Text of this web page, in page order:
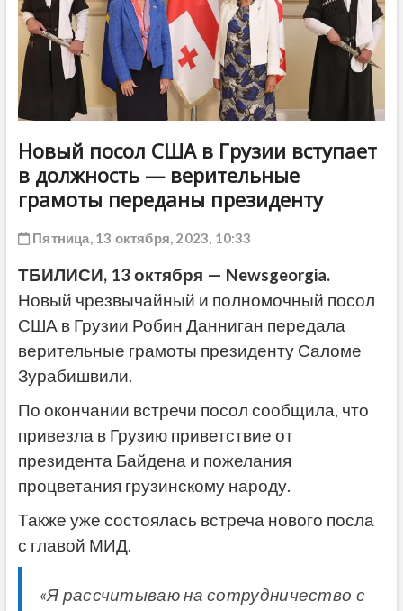
Новый посол США в Грузии вступает
в должность — верительные
грамоты переданы президенту
Пятница, 13 октября, 2023, 10:33
ТБИЛИСИ, 13 октября — Newsgeorgia.
Новый чрезвычайный и полномочный посол
США в Грузии Робин Данниган передала
верительные грамоты президенту Саломе
Зурабишвили.
По окончании встречи посол сообщила, что
привезла в Грузию приветствие от
президента Байдена и пожелания
процветания грузинскому народу.
Также уже состоялась встреча нового посла
с главой МИД.
«Я рассчитываю на сотрудничество с